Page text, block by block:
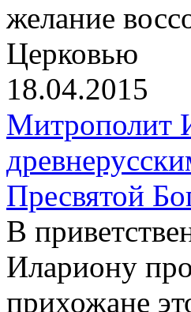
желание
Церковью
18.04.2015
Митрополит
Пресвятой
В
Илариону
прихожане